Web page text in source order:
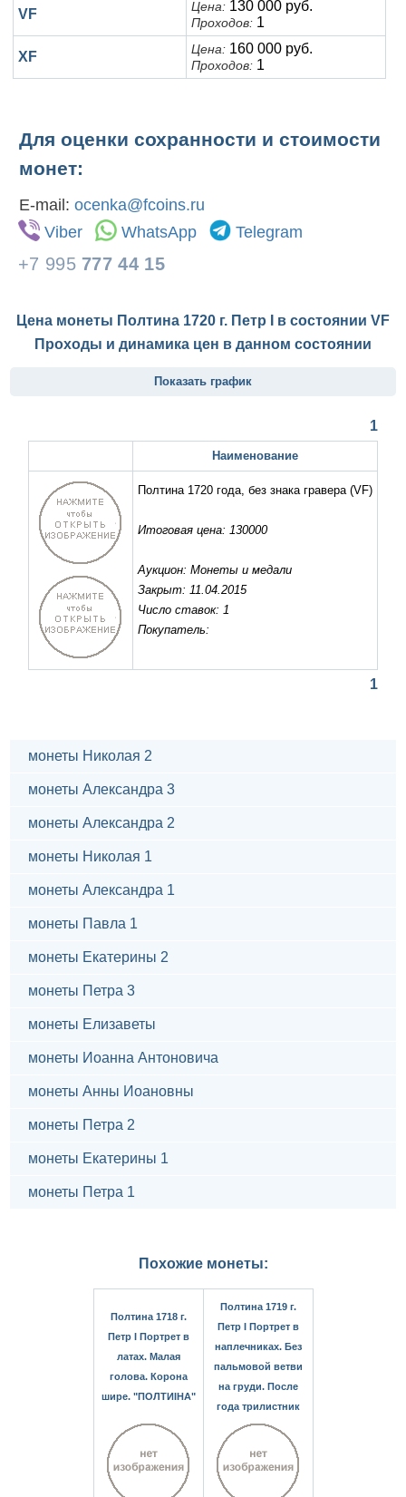
VF Цена: 130 000 руб.
Проходов: 1
XF Цена: 160 000 руб.
Проходов: 1
Для оценки сохранности и стоимости
монет:
E-mail: ocenka@fcoins.ru
Viber
WhatsApp Telegram
+7 995 777 44 15
Цена монеты Полтина 1720 г. Петр I в состоянии VF
Проходы и динамика цен в данном состоянии
Показать график
1
Наименование
Полтина 1720 года, без знака гравера(VF)
Итоговая цена: 130000
Аукцион: Монеты и медали
Закрыт: 11.04.2015
Число ставок: 1
Покупатель:
1
монеты Николая 2
монеты Александра 3
монеты Александра 2
монеты Николая 1
монеты Александра 1
монеты Павла 1
монеты Екатерины 2
монеты Петра 3
монеты Елизаветы
монеты Иоанна Антоновича
монеты Анны Иоановны
монеты Петра 2
монеты Екатерины 1
монеты Петра 1
Похожие монеты:
Полтина 1718 г.
Петр I Портрет в
латах. Малая
голова. Корона
шире. "ПОЛТИIНА"
Полтина 1719 г.
Петр I Портрет в
наплечниках. Без
пальмовой ветви
на груди. После
года трилистник